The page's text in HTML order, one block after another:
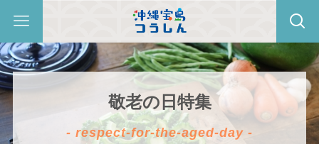
敬老の日特集
- respect-for-the-aged-day -